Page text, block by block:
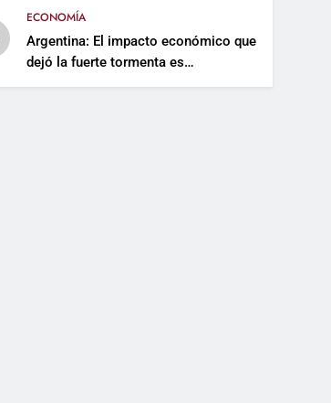
ECONOMÍA
Argentina: El impacto económico que
dejó la fuerte tormenta es
incalculable